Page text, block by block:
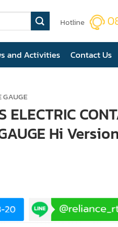
Hotline
and Activities Contact Us
GAUGE
ELECTRIC
Hi Version